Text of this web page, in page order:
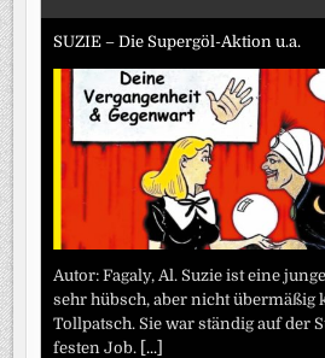
SUZIE – Die Supergöl-Aktion u.a.
Autor: Fagaly, Al. Suzie ist eine
sehr hübsch, aber nicht übermäßig
Tollpatsch. Sie war ständig auf der
festen Job. [...]